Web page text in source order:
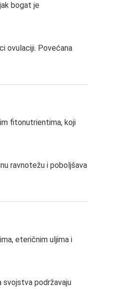
bogat je
ovulaciji. Povećana
fitonutrientima, koji
ravnotežu i poboljšava
eteričnim uljima i
svojstva podržavaju